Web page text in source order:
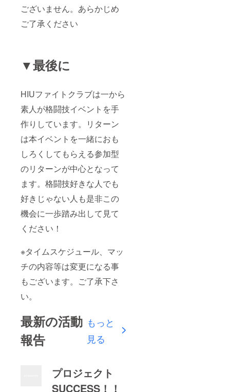
ございません。あらかじめ
ご了承ください
▼最後に
HIUファイトクラブは一から
素人が格闘技イベントを手
作りしています。リターン
は本イベントを一緒におも
しろくしてもらえる参加型
のリターンが中心となって
ます。格闘技好きな人でも
好きじゃない人も是非この
機会に一歩踏み出して見て
ください！
※タイムスケジュール、マッ
チの内容等は変更になる事
もございます。ご了承下さ
い。
最新の活動
報告
もっと
見る
プロジェクト
SUCCESS！！